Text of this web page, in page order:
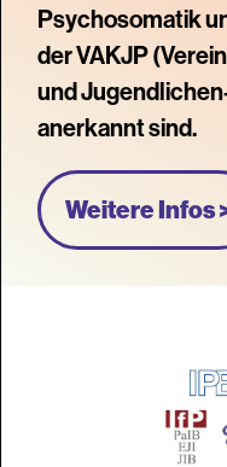
Psychosomatik
der VAKJP
und
anerkannt sind.
Weitere Infos